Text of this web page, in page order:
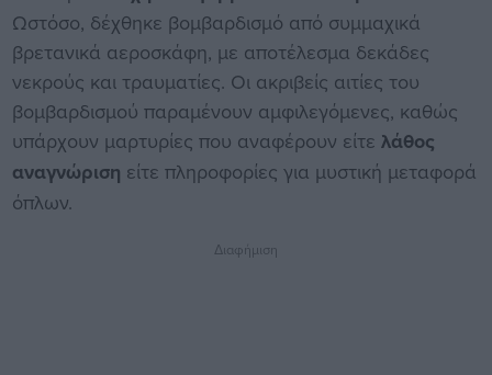
Ωστόσο, δέχθηκε βομβαρδισμό από συμμαχικά
βρετανικά αεροσκάφη, με αποτέλεσμα δεκάδες
νεκρούς και τραυματίες. Οι ακριβείς αιτίες του
βομβαρδισμού παραμένουν αμφιλεγόμενες, καθώς
υπάρχουν μαρτυρίες που αναφέρουν είτε λάθος
αναγνώριση είτε πληροφορίες για μυστική μεταφορά
όπλων.
Διαφήμιση